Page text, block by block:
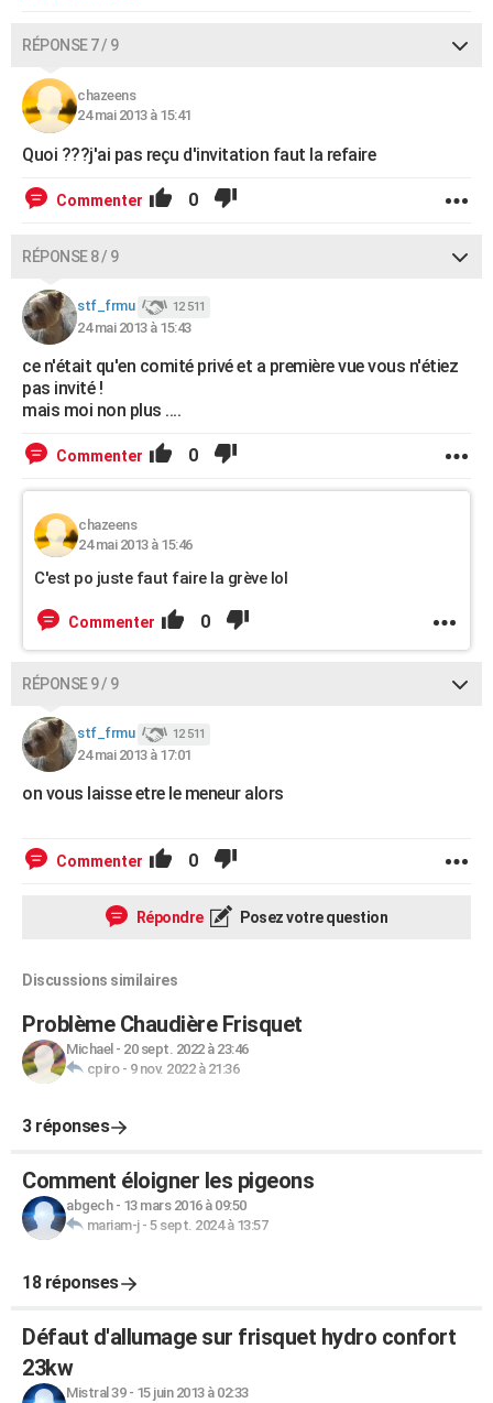
RÉPONSE 7 / 9
chazeens
24 mai 2013 à 15:41
Quoi ???j'ai pas reçu d'invitation faut la refaire
Commenter 0
RÉPONSE 8 / 9
stf_frmu 12 511
24 mai 2013 à 15:43
ce n'était qu'en comité privé et a première vue vous n'étiez
pas invité !
mais moi non plus ....
Commenter 0
chazeens
24 mai 2013 à 15:46
C'est po juste faut faire la grève lol
Commenter 0
RÉPONSE 9 / 9
stf_frmu 12 511
24 mai 2013 à 17:01
on vous laisse etre le meneur alors
Commenter 0
Répondre Posez votre question
Discussions similaires
Problème Chaudière Frisquet
Michael - 20 sept. 2022 à 23:46
cpiro- 9 nov. 2022 à 21:36
3 réponses
Comment éloigner les pigeons
abgech- 13 mars 2016 à 09:50
mariam-j- 5 sept. 2024 à 13:57
18 réponses
Défaut d'allumage sur frisquet hydro confort
23kw
Mistral 39- 15 juin 2013 à 02:33